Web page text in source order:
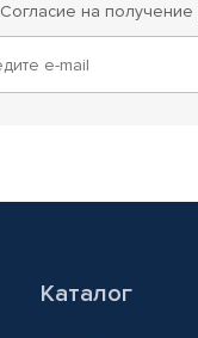
Согласие на получение
Каталог